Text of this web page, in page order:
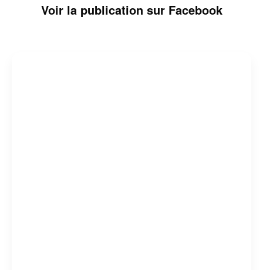
Voir la publication sur Facebook